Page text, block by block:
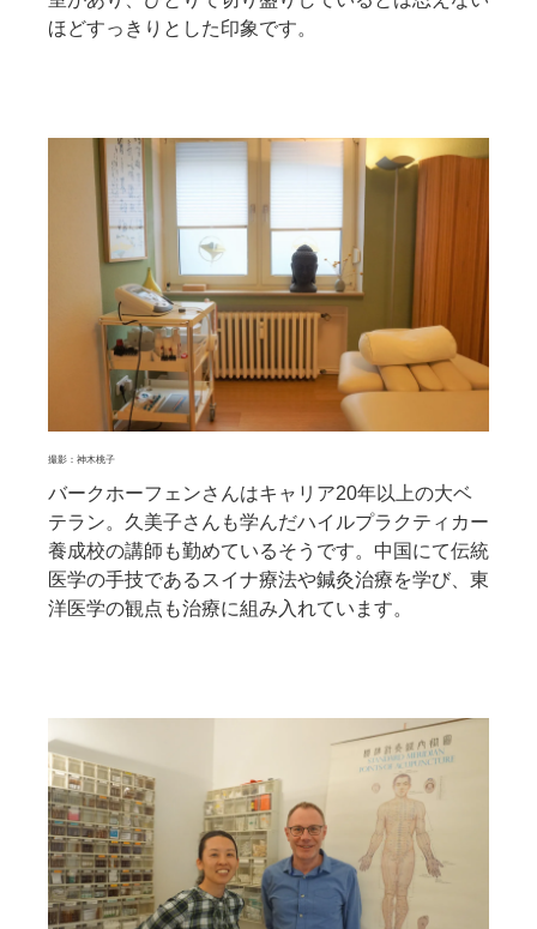
ほどすっきりとした印象です。
撮影：神木桃子
バークホーフェンさんはキャリア20年以上の大ベ
テラン。久美子さんも学んだハイルプラクティカー
養成校の講師も勤めているそうです。中国にて伝統
医学の手技であるスイナ療法や鍼灸治療を学び、東
洋医学の観点も治療に組み入れています。